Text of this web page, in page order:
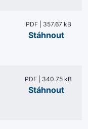
PDF | 357.67 kB
Stáhnout
PDF | 340.75 kB
Stáhnout